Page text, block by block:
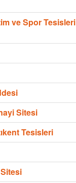
ve Spor Tesisleri
Sitesi
Tesisleri